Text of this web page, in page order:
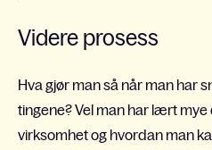
Videre prosess
Hva gjør man så når man har
tingene? Vel man har lært mye
virksomhet og hvordan man